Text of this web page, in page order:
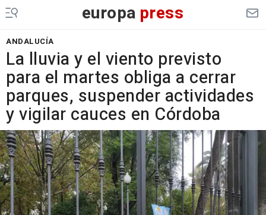
europa press
ANDALUCÍA
La lluvia y el viento previsto
para el martes obliga a cerrar
parques, suspender actividades
y vigilar cauces en Córdoba